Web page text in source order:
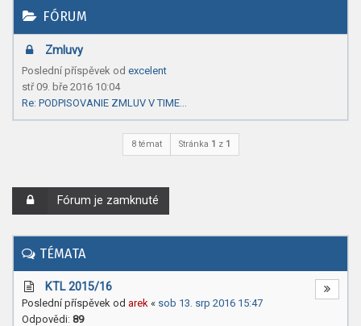
FÓRUM
Zmluvy
Poslední příspěvek od excelent
stř 09. bře 2016 10:04
Re: PODPISOVANIE ZMLUV V TIME…
8 témat Stránka 1 z 1
Fórum je zamknuté
TÉMATA
KTL 2015/16
Poslední příspěvek od arek « sob 13. srp 2016 15:47
Odpovědi: 89